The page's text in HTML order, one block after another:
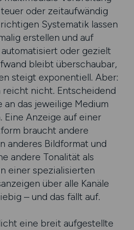
oder zeitaufwändig
Systematik lassen
erstellen und auf
oder gezielt
bleibt überschaubar,
steigt exponentiell. Aber:
reicht nicht. Entscheidend
an das jeweilige Medium
Eine Anzeige auf einer
braucht andere
anderes Bildformat und
andere Tonalität als
einer spezialisierten
über alle Kanäle
– und das fällt auf.
eine breit aufgestellte